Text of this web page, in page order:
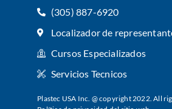
(305) 887-6920
Localizador de
Cursos Especializados
Servicios Tecnicos
Plastec USA Inc. @ copyright 2022. All